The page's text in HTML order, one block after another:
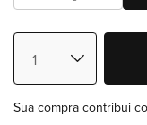
Sua compra contribui